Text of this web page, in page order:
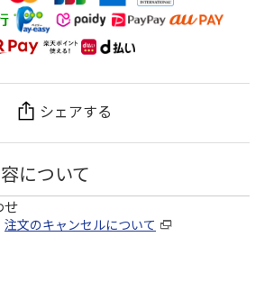
シェアする
について
せ
注文のキャンセルについて